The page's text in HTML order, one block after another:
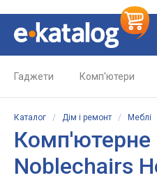
Гаджети Комп'ютери
Каталог / Дім і ремонт / Меблі
Комп'ютерне
Noblechairs